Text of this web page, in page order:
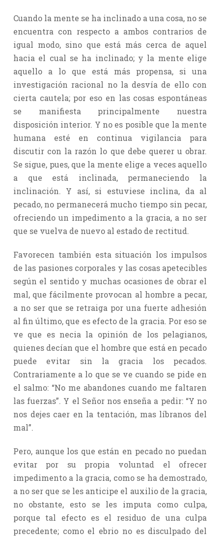
Cuando la mente se ha inclinado a una cosa, no se
encuentra con respecto a ambos contrarios de
igual modo, sino que está más cerca de aquel
hacia el cual se ha inclinado; y la mente elige
aquello a lo que está más propensa, si una
investigación racional no la desvía de ello con
cierta cautela; por eso en las cosas espontáneas
se manifiesta principalmente nuestra
disposición interior. Y no es posible que la mente
humana esté en continua vigilancia para
discutir con la razón lo que debe querer u obrar.
Se sigue, pues, que la mente elige a veces aquello
a que está inclinada, permaneciendo la
inclinación. Y así, si estuviese inclina, da al
pecado, no permanecerá mucho tiempo sin pecar,
ofreciendo un impedimento a la gracia, a no ser
que se vuelva de nuevo al estado de rectitud.
Favorecen también esta situación los impulsos
de las pasiones corporales y las cosas apetecibles
según el sentido y muchas ocasiones de obrar el
mal, que fácilmente provocan al hombre a pecar,
a no ser que se retraiga por una fuerte adhesión
al fin último, que es efecto de la gracia. Por eso se
ve que es necia la opinión de los pelagianos,
quienes decían que el hombre que está en pecado
puede evitar sin la gracia los pecados.
Contrariamente a lo que se ve cuando se pide en
el salmo: “No me abandones cuando me faltaren
las fuerzas”. Y el Señor nos enseña a pedir: “Y no
nos dejes caer en la tentación, mas líbranos del
mal”.
Pero, aunque los que están en pecado no puedan
evitar por su propia voluntad el ofrecer
impedimento a la gracia, como se ha demostrado,
a no ser que se les anticipe el auxilio de la gracia,
no obstante, esto se les imputa como culpa,
porque tal efecto es el residuo de una culpa
precedente; como el ebrio no es disculpado del